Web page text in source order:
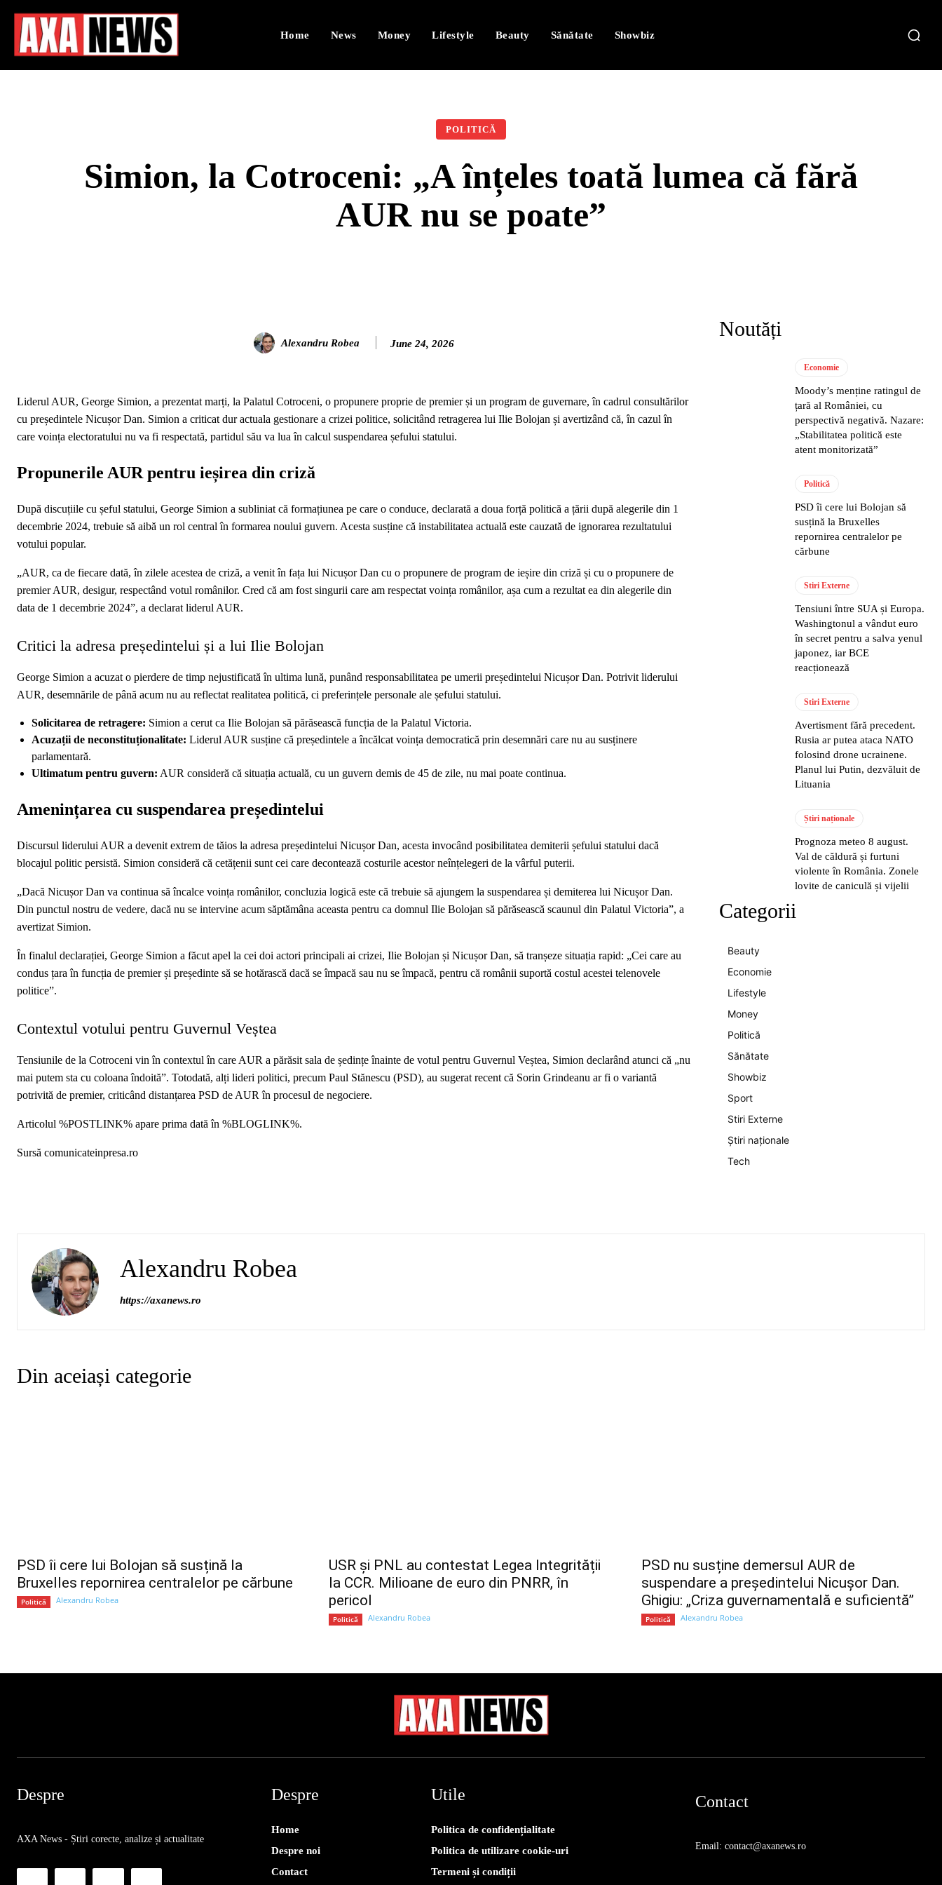
Home News Money Lifestyle Beauty Sănătate Showbiz
POLITICĂ
Simion, la Cotroceni: „A înțeles toată lumea că fără
AUR nu se poate”
Alexandru Robea June 24, 2026
Liderul AUR, George Simion, a prezentat marți, la Palatul Cotroceni, o propunere proprie de premier și un program de guvernare, în cadrul consultărilor
cu președintele Nicușor Dan. Simion a criticat dur actuala gestionare a crizei politice, solicitând retragerea lui Ilie Bolojan și avertizând că, în cazul în
care voința electoratului nu va fi respectată, partidul său va lua în calcul suspendarea șefului statului.
Propunerile AUR pentru ieșirea din criză
După discuțiile cu șeful statului, George Simion a subliniat că formațiunea pe care o conduce, declarată a doua forță politică a țării după alegerile din 1
decembrie 2024, trebuie să aibă un rol central în formarea noului guvern. Acesta susține că instabilitatea actuală este cauzată de ignorarea rezultatului
votului popular.
„AUR, ca de fiecare dată, în zilele acestea de criză, a venit în fața lui Nicușor Dan cu o propunere de program de ieșire din criză și cu o propunere de
premier AUR, desigur, respectând votul românilor. Cred că am fost singurii care am respectat voința românilor, așa cum a rezultat ea din alegerile din
data de 1 decembrie 2024”, a declarat liderul AUR.
Critici la adresa președintelui și a lui Ilie Bolojan
George Simion a acuzat o pierdere de timp nejustificată în ultima lună, punând responsabilitatea pe umerii președintelui Nicușor Dan. Potrivit liderului
AUR, desemnările de până acum nu au reflectat realitatea politică, ci preferințele personale ale șefului statului.
Solicitarea de retragere: Simion a cerut ca Ilie Bolojan să părăsească funcția de la Palatul Victoria.
Acuzații de neconstituționalitate: Liderul AUR susține că președintele a încălcat voința democratică prin desemnări care nu au susținere
parlamentară.
Ultimatum pentru guvern: AUR consideră că situația actuală, cu un guvern demis de 45 de zile, nu mai poate continua.
Amenințarea cu suspendarea președintelui
Discursul liderului AUR a devenit extrem de tăios la adresa președintelui Nicușor Dan, acesta invocând posibilitatea demiterii șefului statului dacă
blocajul politic persistă. Simion consideră că cetățenii sunt cei care decontează costurile acestor neînțelegeri de la vârful puterii.
„Dacă Nicușor Dan va continua să încalce voința românilor, concluzia logică este că trebuie să ajungem la suspendarea și demiterea lui Nicușor Dan.
Din punctul nostru de vedere, dacă nu se intervine acum săptămâna aceasta pentru ca domnul Ilie Bolojan să părăsească scaunul din Palatul Victoria”, a
avertizat Simion.
În finalul declarației, George Simion a făcut apel la cei doi actori principali ai crizei, Ilie Bolojan și Nicușor Dan, să tranșeze situația rapid: „Cei care au
condus țara în funcția de premier și președinte să se hotărască dacă se împacă sau nu se împacă, pentru că românii suportă costul acestei telenovele
politice”.
Contextul votului pentru Guvernul Veștea
Tensiunile de la Cotroceni vin în contextul în care AUR a părăsit sala de ședințe înainte de votul pentru Guvernul Veștea, Simion declarând atunci că „nu
mai putem sta cu coloana îndoită”. Totodată, alți lideri politici, precum Paul Stănescu (PSD), au sugerat recent că Sorin Grindeanu ar fi o variantă
potrivită de premier, criticând distanțarea PSD de AUR în procesul de negociere.
Articolul %POSTLINK% apare prima dată în %BLOGLINK%.
Sursă comunicateinpresa.ro
Noutăți
Economie
Moody’s menține ratingul de
țară al României, cu
perspectivă negativă. Nazare:
„Stabilitatea politică este
atent monitorizată”
Politică
PSD îi cere lui Bolojan să
susțină la Bruxelles
repornirea centralelor pe
cărbune
Stiri Externe
Tensiuni între SUA și Europa.
Washingtonul a vândut euro
în secret pentru a salva yenul
japonez, iar BCE
reacționează
Stiri Externe
Avertisment fără precedent.
Rusia ar putea ataca NATO
folosind drone ucrainene.
Planul lui Putin, dezvăluit de
Lituania
Știri naționale
Prognoza meteo 8 august.
Val de căldură și furtuni
violente în România. Zonele
lovite de caniculă și vijelii
Categorii
Beauty
Economie
Lifestyle
Money
Politică
Sănătate
Showbiz
Sport
Stiri Externe
Știri naționale
Tech
Alexandru Robea
https://axanews.ro
Din aceiași categorie
PSD îi cere lui Bolojan să susțină la
Bruxelles repornirea centralelor pe cărbune
Politică Alexandru Robea
USR și PNL au contestat Legea Integrității
la CCR. Milioane de euro din PNRR, în
pericol
Politică Alexandru Robea
PSD nu susține demersul AUR de
suspendare a președintelui Nicușor Dan.
Ghigiu: „Criza guvernamentală e suficientă”
Politică Alexandru Robea
Despre
AXA News - Știri corecte, analize și actualitate
Despre
Home
Despre noi
Contact
Utile
Politica de confidențialitate
Politica de utilizare cookie-uri
Termeni și condiții
Contact
Email: contact@axanews.ro